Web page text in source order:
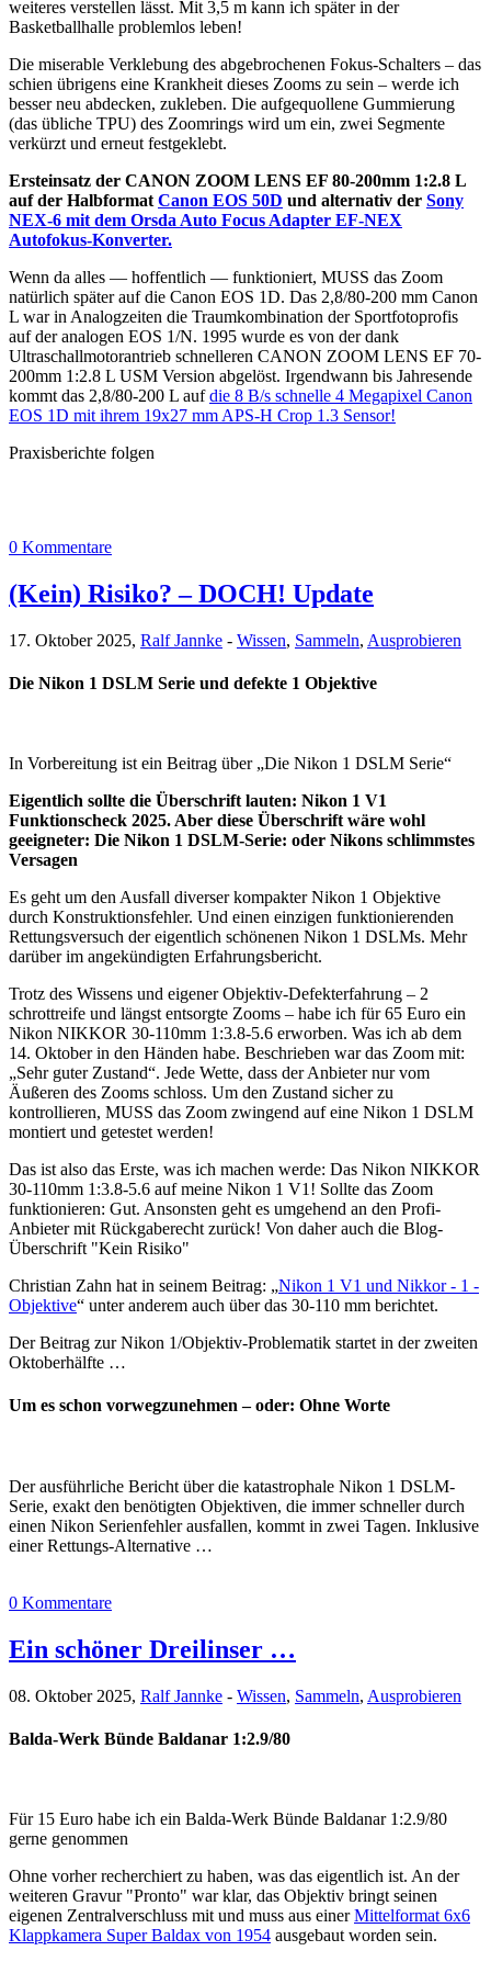
weiteres verstellen lässt. Mit 3,5 m kann ich später in der
Basketballhalle problemlos leben!
Die miserable Verklebung des abgebrochenen Fokus-Schalters – das
schien übrigens eine Krankheit dieses Zooms zu sein – werde ich
besser neu abdecken, zukleben. Die aufgequollene Gummierung
(das übliche TPU) des Zoomrings wird um ein, zwei Segmente
verkürzt und erneut festgeklebt.
Ersteinsatz der CANON ZOOM LENS EF 80-200mm 1:2.8 L
auf der Halbformat Canon EOS 50D und alternativ der Sony
NEX-6 mit dem Orsda Auto Focus Adapter EF-NEX
Autofokus-Konverter.
Wenn da alles — hoffentlich — funktioniert, MUSS das Zoom
natürlich später auf die Canon EOS 1D. Das 2,8/80-200 mm Canon
L war in Analogzeiten die Traumkombination der Sportfotoprofis
auf der analogen EOS 1/N. 1995 wurde es von der dank
Ultraschallmotorantrieb schnelleren CANON ZOOM LENS EF 70-
200mm 1:2.8 L USM Version abgelöst. Irgendwann bis Jahresende
kommt das 2,8/80-200 L aufdie 8 B/s schnelle 4 Megapixel Canon
EOS 1D mit ihrem 19x27 mm APS-H Crop 1.3 Sensor!
Praxisberichte folgen
0 Kommentare
(Kein) Risiko? – DOCH! Update
17. Oktober 2025, Ralf Jannke - Wissen, Sammeln, Ausprobieren
Die Nikon 1 DSLM Serie und defekte 1 Objektive
In Vorbereitung ist ein Beitrag über „Die Nikon 1 DSLM Serie“
Eigentlich sollte die Überschrift lauten: Nikon 1 V1
Funktionscheck 2025. Aber diese Überschrift wäre wohl
geeigneter: Die Nikon 1 DSLM-Serie: oder Nikons schlimmstes
Versagen
Es geht um den Ausfall diverser kompakter Nikon 1 Objektive
durch Konstruktionsfehler. Und einen einzigen funktionierenden
Rettungsversuch der eigentlich schönenen Nikon 1 DSLMs. Mehr
darüber im angekündigten Erfahrungsbericht.
Trotz des Wissens und eigener Objektiv-Defekterfahrung – 2
schrottreife und längst entsorgte Zooms – habe ich für 65 Euro ein
Nikon NIKKOR 30-110mm 1:3.8-5.6 erworben. Was ich ab dem
14. Oktober in den Händen habe. Beschrieben war das Zoom mit:
„Sehr guter Zustand“. Jede Wette, dass der Anbieter nur vom
Äußeren des Zooms schloss. Um den Zustand sicher zu
kontrollieren, MUSS das Zoom zwingend auf eine Nikon 1 DSLM
montiert und getestet werden!
Das ist also das Erste, was ich machen werde: Das Nikon NIKKOR
30-110mm 1:3.8-5.6 auf meine Nikon 1 V1! Sollte das Zoom
funktionieren: Gut. Ansonsten geht es umgehend an den Profi-
Anbieter mit Rückgaberecht zurück! Von daher auch die Blog-
Überschrift "Kein Risiko"
Christian Zahn hat in seinem Beitrag: „Nikon 1 V1 und Nikkor - 1 -
Objektive“ unter anderem auch über das 30-110 mm berichtet.
Der Beitrag zur Nikon 1/Objektiv-Problematik startet in der zweiten
Oktoberhälfte …
Um es schon vorwegzunehmen – oder: Ohne Worte
Der ausführliche Bericht über die katastrophale Nikon 1 DSLM-
Serie, exakt den benötigten Objektiven, die immer schneller durch
einen Nikon Serienfehler ausfallen, kommt in zwei Tagen. Inklusive
einer Rettungs-Alternative …
0 Kommentare
Ein schöner Dreilinser …
08. Oktober 2025, Ralf Jannke - Wissen, Sammeln, Ausprobieren
Balda-Werk Bünde Baldanar 1:2.9/80
Für 15 Euro habe ich ein Balda-Werk Bünde Baldanar 1:2.9/80
gerne genommen
Ohne vorher recherchiert zu haben, was das eigentlich ist. An der
weiteren Gravur "Pronto" war klar, das Objektiv bringt seinen
eigenen Zentralverschluss mit und muss aus einerMittelformat 6x6
Klappkamera Super Baldax von 1954 ausgebaut worden sein.